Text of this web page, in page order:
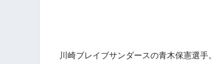
川崎ブレイブサンダースの青木保憲選手。